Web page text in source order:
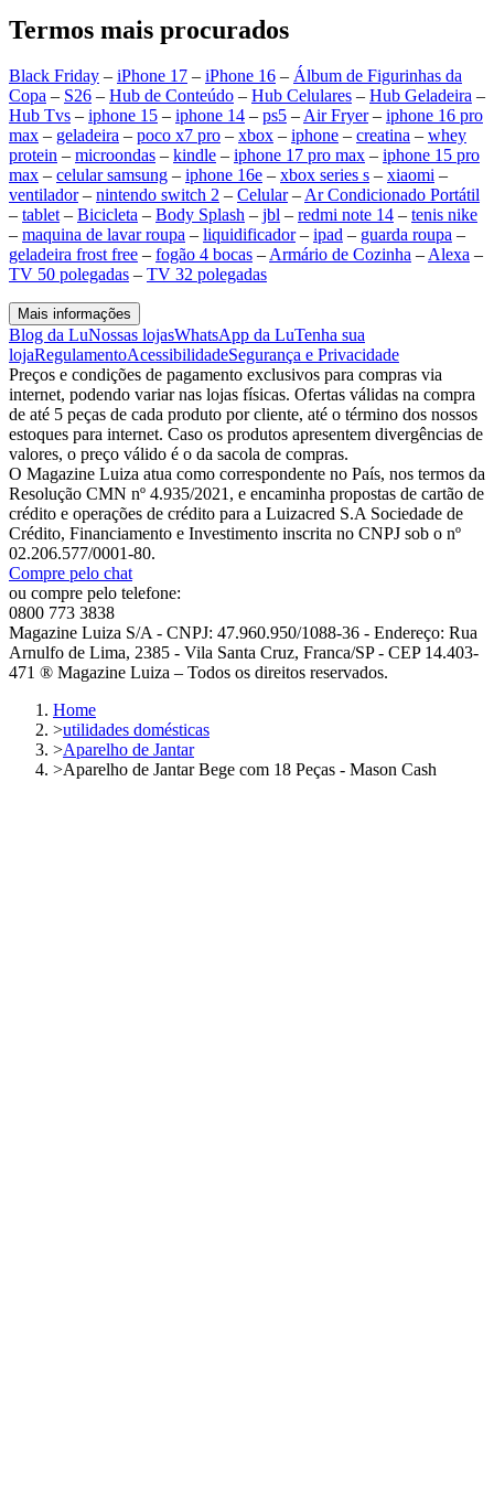
Termos mais procurados
Black Friday – iPhone 17 – iPhone 16 – Álbum de Figurinhas da
Copa – S26 – Hub de Conteúdo – Hub Celulares – Hub Geladeira –
Hub Tvs – iphone 15 – iphone 14 – ps5 –Air Fryer– iphone 16 pro
max – geladeira – poco x7 pro – xbox – iphone – creatina – whey
protein – microondas – kindle – iphone 17 pro max – iphone 15 pro
max – celular samsung – iphone 16e – xbox series s – xiaomi –
ventilador– nintendo switch 2 – Celular–Ar Condicionado Portátil
– tablet– Bicicleta – Body Splash – jbl – redmi note 14 – tenis nike
– maquina de lavar roupa – liquidificador– ipad – guarda roupa –
geladeira frost free – fogão 4 bocas –Armário de Cozinha –Alexa –
TV 50 polegadas – TV 32 polegadas
Mais informações
Blog da LuNossas lojasWhatsApp da LuTenha sua
lojaRegulamentoAcessibilidadeSegurança e Privacidade
Preços e condições de pagamento exclusivos para compras via
internet, podendo variar nas lojas físicas. Ofertas válidas na compra
de até 5 peças de cada produto por cliente, até o término dos nossos
estoques para internet. Caso os produtos apresentem divergências de
valores, o preço válido é o da sacola de compras.
O Magazine Luiza atua como correspondente no País, nos termos da
Resolução CMN nº 4.935/2021, e encaminha propostas de cartão de
crédito e operações de crédito para a Luizacred S.A Sociedade de
Crédito, Financiamento e Investimento inscrita no CNPJ sob o nº
02.206.577/0001-80.
Compre pelo chat
ou compre pelo telefone:
0800 773 3838
Magazine Luiza S/A - CNPJ: 47.960.950/1088-36 - Endereço: Rua
Arnulfo de Lima, 2385 - Vila Santa Cruz, Franca/SP - CEP 14.403-
471 ® Magazine Luiza – Todos os direitos reservados.
Home
>utilidades domésticas
>Aparelho de Jantar
>Aparelho de Jantar Bege com 18 Peças - Mason Cash